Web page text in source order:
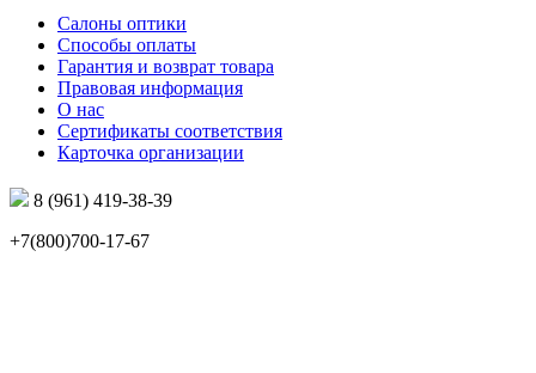
Салоны оптики
Способы оплаты
Гарантия и возврат товара
Правовая информация
О нас
Сертификаты соответствия
Карточка организации
8 (961) 419-38-39
+7(800)700-17-67